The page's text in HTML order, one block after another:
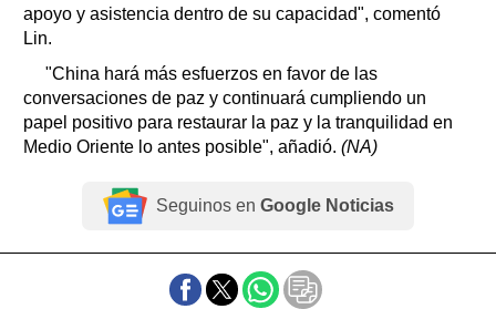
apoyo y asistencia dentro de su capacidad", comentó
Lin.
"China hará más esfuerzos en favor de las
conversaciones de paz y continuará cumpliendo un
papel positivo para restaurar la paz y la tranquilidad en
Medio Oriente lo antes posible", añadió. (NA)
Seguinos en Google Noticias